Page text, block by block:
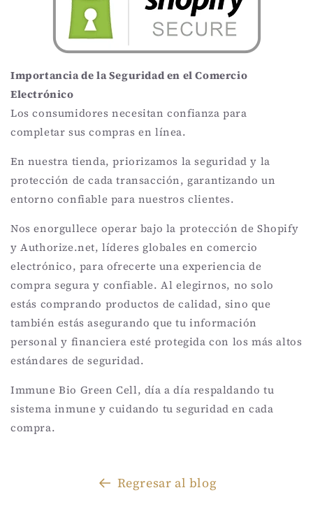
Importancia de la Seguridad en el Comercio
Electrónico
Los consumidores necesitan confianza para
completar sus compras en línea.
En nuestra tienda, priorizamos la seguridad y la
protección de cada transacción, garantizando un
entorno confiable para nuestros clientes.
Nos enorgullece operar bajo la protección de Shopify
y Authorize.net, líderes globales en comercio
electrónico, para ofrecerte una experiencia de
compra segura y confiable. Al elegirnos, no solo
estás comprando productos de calidad, sino que
también estás asegurando que tu información
personal y financiera esté protegida con los más altos
estándares de seguridad.
Immune Bio Green Cell, día a día respaldando tu
sistema inmune y cuidando tu seguridad en cada
compra.
Regresar al blog